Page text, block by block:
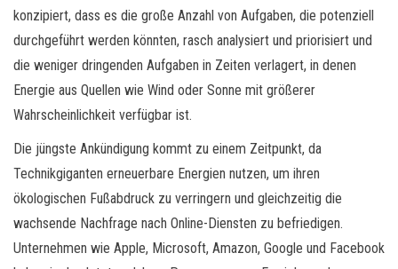
konzipiert, dass es die große Anzahl von Aufgaben, die potenziell
durchgeführt werden könnten, rasch analysiert und priorisiert und
die weniger dringenden Aufgaben in Zeiten verlagert, in denen
Energie aus Quellen wie Wind oder Sonne mit größerer
Wahrscheinlichkeit verfügbar ist.
Die jüngste Ankündigung kommt zu einem Zeitpunkt, da
Technikgiganten erneuerbare Energien nutzen, um ihren
ökologischen Fußabdruck zu verringern und gleichzeitig die
wachsende Nachfrage nach Online-Diensten zu befriedigen.
Unternehmen wie Apple, Microsoft, Amazon, Google und Facebook